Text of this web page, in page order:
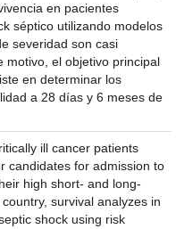
en pacientes
séptico utilizando modelos
severidad son casi
motivo, el objetivo principal
en determinar los
a 28 días y 6 meses de
ill cancer patients
candidates for admission to
high short- and long-
survival analyzes in
shock using risk